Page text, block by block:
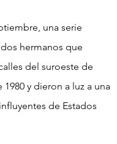
una serie
hermanos que
del suroeste de
y dieron a luz a una
de Estados